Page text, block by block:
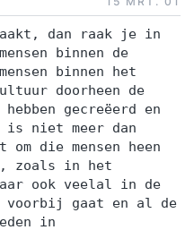
dan raak je in
binnen de
binnen het
doorheen de
gecreëerd en
is niet meer dan
die mensen heen
zoals in het
ook veelal in de
voorbij gaat en al de
in